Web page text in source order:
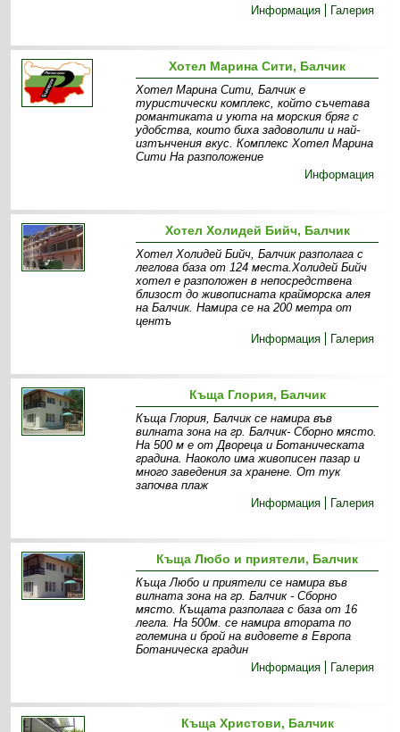
Информация
Галерия
Хотел Марина Сити, Балчик
Хотел Марина Сити, Балчик е
туристически комплекс, който съчетава
романтиката и уюта на морския бряг с
удобства, които биха задоволили и най-
изтънчения вкус. Комплекс Хотел Марина
Сити На разположение
Информация
Хотел Холидей Бийч, Балчик
Хотел Холидей Бийч, Балчик разполага с
леглова база от 124 места.Холидей Бийч
хотел е разположен в непосредствена
близост до живописната крайморска алея
на Балчик. Намира се на 200 метра от
центъ
Информация
Галерия
Къща Глория, Балчик
Къща Глория, Балчик се намира във
вилната зона на гр. Балчик- Сборно място.
На 500 м е от Двореца и Ботаническата
градина. Наоколо има живописен пазар и
много заведения за хранене. От тук
започва плаж
Информация
Галерия
Къща Любо и приятели, Балчик
Къща Любо и приятели се намира във
вилната зона на гр. Балчик - Сборно
място. Къщата разполага с база от 16
легла. На 500м. се намира втората по
големина и брой на видовете в Европа
Ботаническа градин
Информация
Галерия
Къща Христови, Балчик